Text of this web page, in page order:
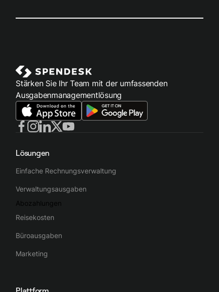
Stärken Sie Ihr Team mit der umfassenden
Ausgabenmanagementlösung
Lösungen
Einfache Rechnungsverwaltung
Verwaltungsausgaben
Abozahlungen
Reisekosten
Büroausgaben
Marketing